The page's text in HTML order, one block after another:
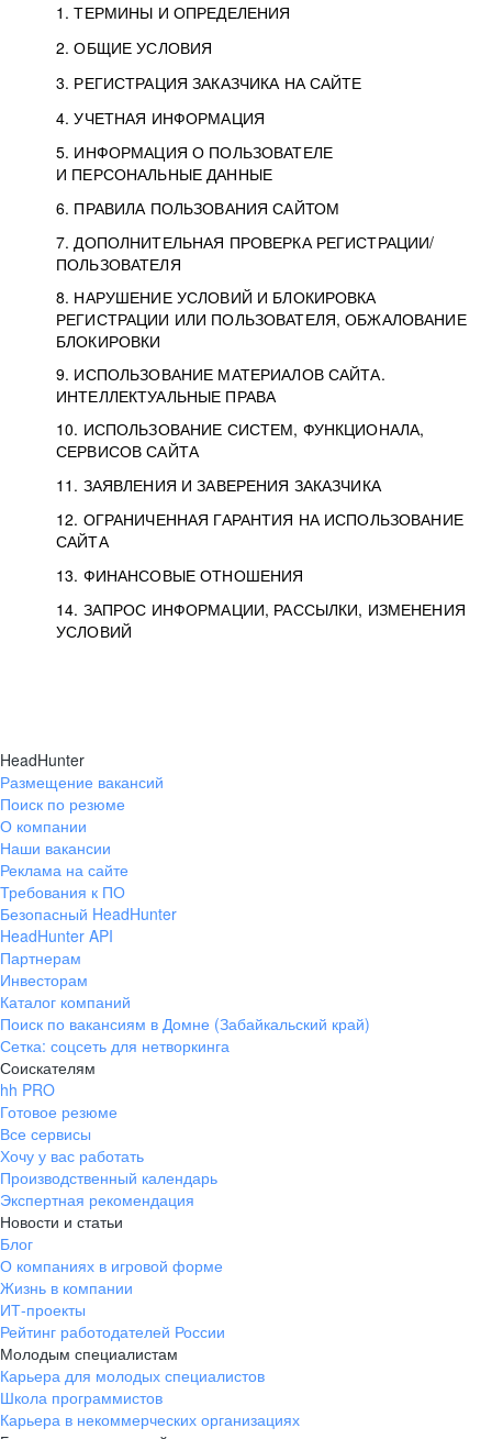
1. ТЕРМИНЫ И ОПРЕДЕЛЕНИЯ
2. ОБЩИЕ УСЛОВИЯ
3. РЕГИСТРАЦИЯ ЗАКАЗЧИКА НА САЙТЕ
4. УЧЕТНАЯ ИНФОРМАЦИЯ
5. ИНФОРМАЦИЯ О ПОЛЬЗОВАТЕЛЕ
И ПЕРСОНАЛЬНЫЕ ДАННЫЕ
6. ПРАВИЛА ПОЛЬЗОВАНИЯ САЙТОМ
7. ДОПОЛНИТЕЛЬНАЯ ПРОВЕРКА РЕГИСТРАЦИИ/
ПОЛЬЗОВАТЕЛЯ
8. НАРУШЕНИЕ УСЛОВИЙ И БЛОКИРОВКА
РЕГИСТРАЦИИ ИЛИ ПОЛЬЗОВАТЕЛЯ, ОБЖАЛОВАНИЕ
БЛОКИРОВКИ
9. ИСПОЛЬЗОВАНИЕ МАТЕРИАЛОВ САЙТА.
ИНТЕЛЛЕКТУАЛЬНЫЕ ПРАВА
10. ИСПОЛЬЗОВАНИЕ СИСТЕМ, ФУНКЦИОНАЛА,
СЕРВИСОВ САЙТА
11. ЗАЯВЛЕНИЯ И ЗАВЕРЕНИЯ ЗАКАЗЧИКА
12. ОГРАНИЧЕННАЯ ГАРАНТИЯ НА ИСПОЛЬЗОВАНИЕ
САЙТА
13. ФИНАНСОВЫЕ ОТНОШЕНИЯ
14. ЗАПРОС ИНФОРМАЦИИ, РАССЫЛКИ, ИЗМЕНЕНИЯ
УСЛОВИЙ
HeadHunter
Размещение вакансий
Поиск по резюме
О компании
Наши вакансии
Реклама на сайте
Требования к ПО
Безопасный HeadHunter
HeadHunter API
Партнерам
Инвесторам
Каталог компаний
Поиск по вакансиям в Домне (Забайкальский край)
Сетка: соцсеть для нетворкинга
Соискателям
hh PRO
Готовое резюме
Все сервисы
Хочу у вас работать
Производственный календарь
Экспертная рекомендация
Новости и статьи
Блог
О компаниях в игровой форме
Жизнь в компании
ИТ-проекты
Рейтинг работодателей России
Молодым специалистам
Карьера для молодых специалистов
Школа программистов
Карьера в некоммерческих организациях